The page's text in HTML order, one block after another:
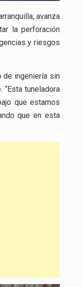
avanza
la perforación
y riesgos
de ingeniería sin
tuneladora
que estamos
que en esta